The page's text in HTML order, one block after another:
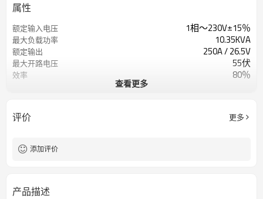
属性
额定输入电压 1相〜230V±15％
最大负载功率 10.35KVA
额定输出 250A / 26.5V
最大开路电压 55伏
效率 80％
保修单
方面 790X250X650mm
查看更多
评价 更多
添加评价
产品描述